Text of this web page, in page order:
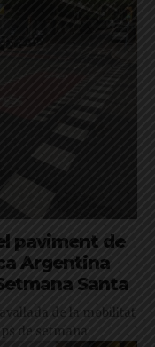
paviment de
Argentina
Santa
de la mobilitat
de setmana